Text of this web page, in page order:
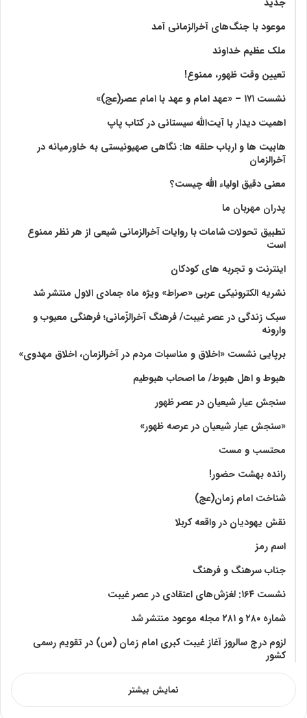
موعود با جنگ‌های آخرالزمانی آمد
ملک عظیم خداوند
تعیین وقت ظهور، ممنوع!
نشست ۱۷۱ – «عهد امام و عهد با امام عصر(عج)»
اهمیت دیدار با آیت‌الله سیستانی در کتاب پاپ
هابیت ها و ارباب حلقه ها: نگاهی صهیونیستی به خاورمیانه در
آخرالزمان
معنی دقیق اولیاء الله چیست؟
پدران مهربان ما
تطبیق تحولات شامات با روایات آخرالزمانی شیعی از هر نظر ممنوع
است
اینترنت و تجربه های کودکان
نشریه الکترونیکی عربی «صراط» ویژه ماه جمادی الاول منتشر شد
سبک زندگی در عصر غیبت/ فرهنگ آخرالزّمانی؛ فرهنگی معیوب و
وارونه
برپایی نشست «اخلاق و مناسبات مردم در آخرالزمان، اخلاق مهدوی»
هبوط و اهل هبوط/ ما اصحاب هبوطیم
سنجش عیار شیعیان در عصر ظهور
«سنجش عیار شیعیان در عرصه ظهور»
محتسب و مست
رانده بهشت‌ حضور!
شناخت امام زمان(عج)
نقش یهودیان در واقعه کربلا
اسم رمز
جناب سرهنگ و فرهنگ
نشست ۱۶۴: لغزش‌های اعتقادی در عصر غیبت
شماره ۲۸۰ و ۲۸۱ مجله موعود منتشر شد
لزوم درج سالروز آغاز غیبت کبری امام زمان (س) در تقویم رسمی
کشور
نمایش بیشتر